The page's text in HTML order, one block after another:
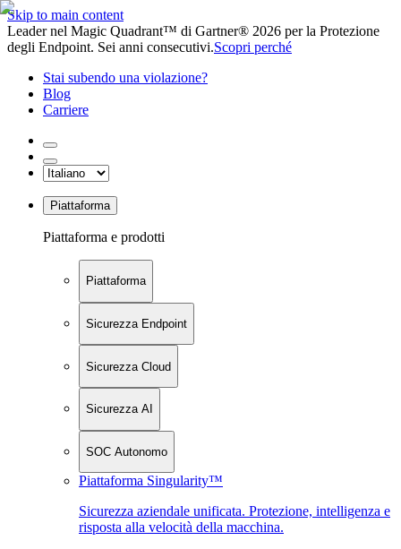
Skip to main content
Leader nel Magic Quadrant™ di Gartner® 2026 per la Protezione
degli Endpoint. Sei anni consecutivi.Scopri perché
Stai subendo una violazione?
Blog
Carriere
Piattaforma
Piattaforma e prodotti
Piattaforma
Sicurezza Endpoint
Sicurezza Cloud
Sicurezza AI
SOC Autonomo
Piattaforma Singularity™
Sicurezza aziendale unificata. Protezione, intelligenza e
risposta alla velocità della macchina.